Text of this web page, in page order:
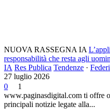
NUOVA RASSEGNA IA
responsabilità che resta agli
IA Res Publica Tendenze ·
27 luglio 2026
0
1
www.paginasdigital.com ti offre
principali notizie legate alla...